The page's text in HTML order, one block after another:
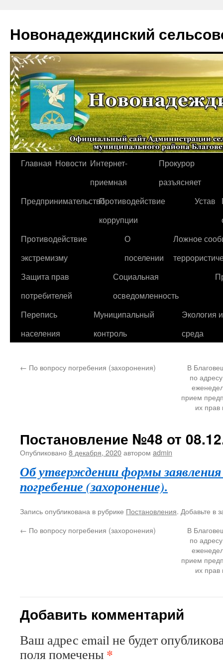
Новонадеждинский
Перейти
содержимому
Главная Новости Интернет-
приемная
Прокурор
разъясняет
ПредпринимательствоПротиводействие
коррупции
Устав
Противодействие
экстремизму
О
поселении
Ложное
Защита прав
потребителей
Социальная
осведомленность
Перепись
населения
Муниципальный
контроль
Экология
среда
← По вопросу погребения (захоронения)
В
по
прием
их прав
Постановление №48 от
Опубликовано 8 декабря, 2020автором admin
Об утверждении формы
погребение (захоронение).
Запись опубликована в рубрике Постановления. Добавьте в
← По вопросу погребения (захоронения)
В
по
прием
их прав
Добавить комментарий
Ваш адрес email не будет
поля помечены *